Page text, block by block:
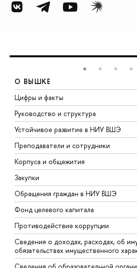
О ВЫШКЕ
Цифры и факты
Руководство и структура
Устойчивое развитие в НИУ ВШЭ
Преподаватели и сотрудники
Корпуса и общежития
Закупки
Обращения граждан в НИУ ВШЭ
Фонд целевого капитала
Противодействие коррупции
Сведения о доходах, расходах, об
обязательствах имущественного